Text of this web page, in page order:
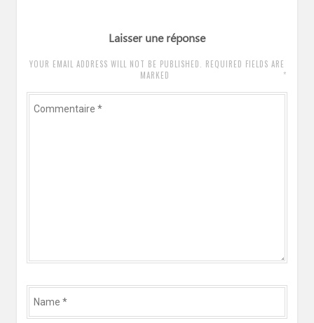
Laisser une réponse
YOUR EMAIL ADDRESS WILL NOT BE PUBLISHED. REQUIRED FIELDS ARE
MARKED
*
Commentaire
Name
*